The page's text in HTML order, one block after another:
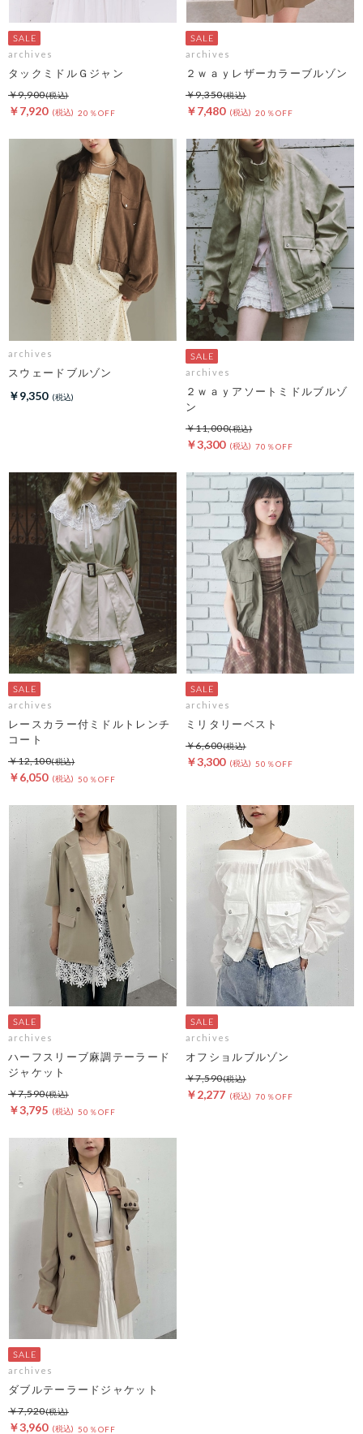
archives
タックミドルＧジャン
￥7,920 20％OFF
￥9,900
archives
２ｗａｙレザーカラーブルゾン
￥7,480 20％OFF
￥9,350
archives
スウェードブルゾン
￥9,350
archives
２ｗａｙアソートミドルブルゾ
ン
￥3,300 70％OFF
￥11,000
archives
レースカラー付ミドルトレンチ
コート
￥6,050 50％OFF
￥12,100
archives
ミリタリーベスト
￥3,300 50％OFF
￥6,600
archives
ハーフスリーブ麻調テーラード
ジャケット
￥3,795 50％OFF
￥7,590
archives
オフショルブルゾン
￥2,277 70％OFF
￥7,590
archives
ダブルテーラードジャケット
￥3,960 50％OFF
￥7,920